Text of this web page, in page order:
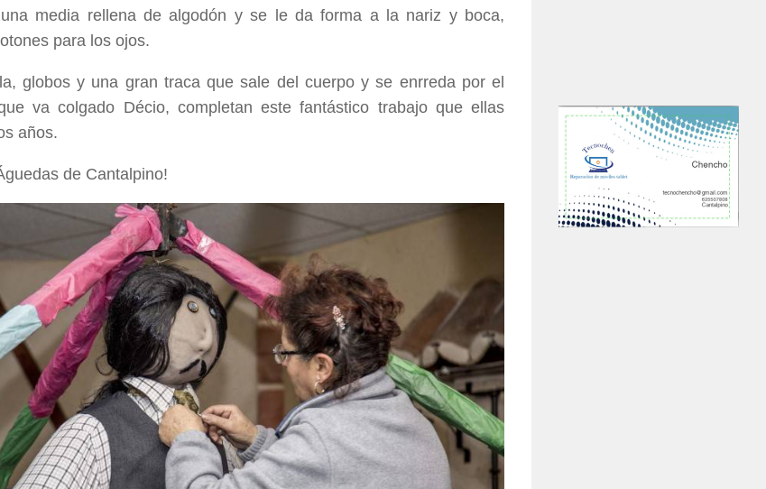
media rellena de algodón y se le da forma a la nariz y boca,
para los ojos.
globos y una gran traca que sale del cuerpo y se enrreda por el
va colgado Décio, completan este fantástico trabajo que ellas
años.
de Cantalpino!